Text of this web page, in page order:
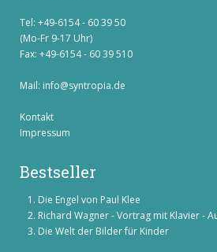
Tel: +49-6154 - 60 39 50
(Mo-Fr 9-17 Uhr)
Fax: +49-6154 - 60 39 510
Mail: info@syntropia.de
Kontakt
Impressum
Bestseller
Die Engel von Paul Klee
Richard Wagner - Vortrag mit Klavier -
Die Welt der Bilder für Kinder